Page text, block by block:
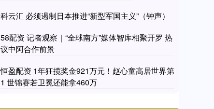
科云汇 必须遏制日本推进“新型军国主义”（钟声）
58配资 记者观察｜“全球南方”媒体智库相聚开罗 热
议中阿合作前景
恒盈配资 1年狂揽奖金921万元！赵心童高居世界第
1 世锦赛若卫冕还能拿460万